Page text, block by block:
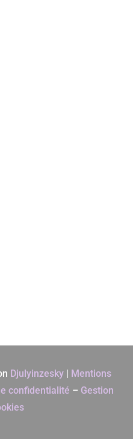
Djulyinzesky | Mentions
confidentialité – Gestion